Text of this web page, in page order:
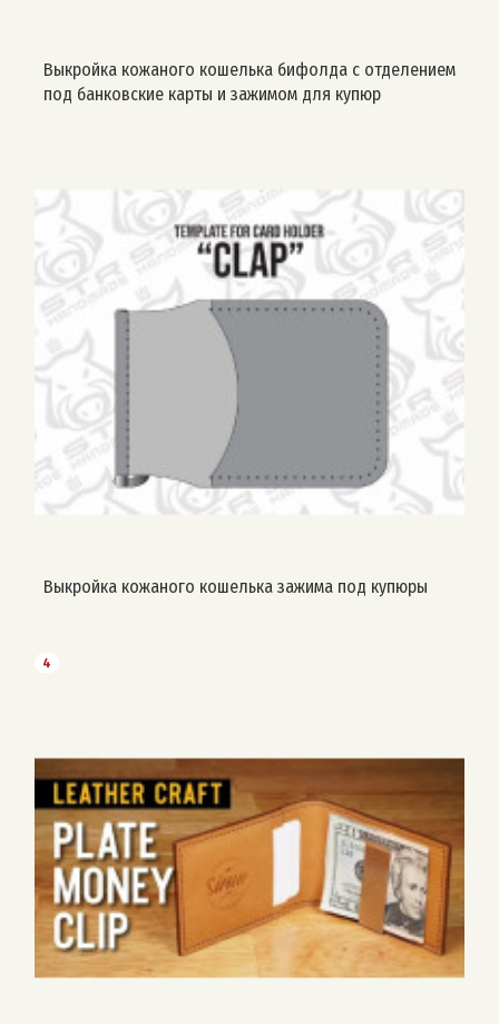
Выкройка кожаного кошелька бифолда с отделением
под банковские карты и зажимом для купюр
Выкройка кожаного кошелька зажима под купюры
4